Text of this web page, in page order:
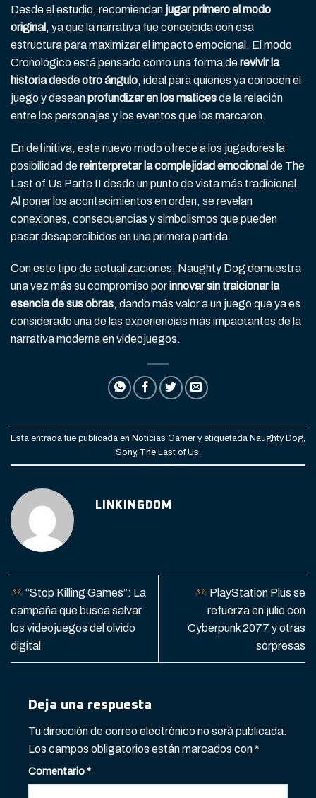
Desde el estudio, recomiendan jugar primero el modo
original , ya que la narrativa fue concebida con esa
estructura para maximizar el impacto emocional. El modo
Cronológico está pensado como una forma derevivir la
historia desde otro ángulo, ideal para quienes ya conocen el
juego y deseanprofundizar en los maticesde la relación
entre los personajes y los eventos que los marcaron.
En definitiva, este nuevo modo ofrece a los jugadores la
posibilidad dereinterpretar la complejidad emocional de The
Last of Us Parte II desde un punto de vista más tradicional.
Al poner los acontecimientos en orden, se revelan
conexiones, consecuencias y simbolismos que pueden
pasar desapercibidos en una primera partida.
Con este tipo de actualizaciones, Naughty Dog demuestra
una vez más su compromiso porinnovar sin traicionar la
esencia de sus obras, dando más valor a un juego que ya es
considerado una de las experiencias más impactantes de la
narrativa moderna en videojuegos.
Esta entrada fue publicada en Noticias Gamer y etiquetada Naughty Dog
Sony, The Last of Us
LINKINGDOM
“Stop Killing Games”: La
campaña que busca salvar
los videojuegos del olvido
digital
PlayStation Plus se
refuerza en julio con
Cyberpunk 2077 y otras
sorpresas
Deja una respuesta
Tu dirección de correo electrónico no será publicada.
Los campos obligatorios están marcados con*
Comentario*